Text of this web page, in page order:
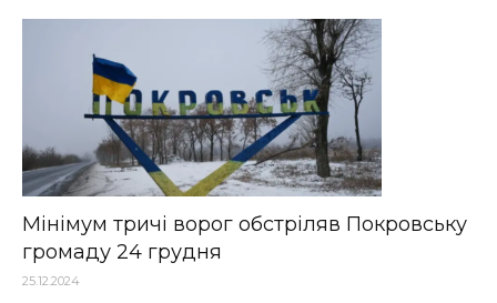
Мінімум тричі ворог обстріляв Покровську
громаду 24 грудня
25.12.2024